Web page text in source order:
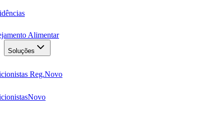
Alimentar
Soluções
Reg.Novo
Novo